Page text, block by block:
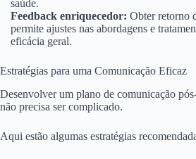
saúde.
Feedback enriquecedor: Obter retorno
permite ajustes nas abordagens e
eficácia geral.
Estratégias para uma Comunicação Eficaz
Desenvolver um plano de comunicação
não precisa ser complicado.
Aqui estão algumas estratégias